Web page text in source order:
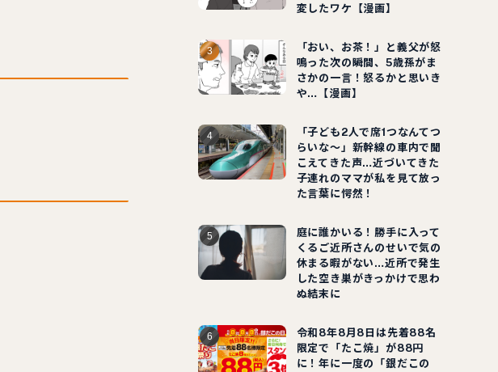
変したワケ【漫画】
「おい、お茶！」と義父が怒
鳴った次の瞬間、5歳孫がま
さかの一言！怒るかと思いき
や…【漫画】
「子ども2人で席1つなんてつ
らいな～」新幹線の車内で聞
こえてきた声…近づいてきた
子連れのママが私を見て放っ
た言葉に愕然！
庭に誰かいる！勝手に入って
くるご近所さんのせいで気の
休まる暇がない…近所で発生
した空き巣がきっかけで思わ
ぬ結末に
令和8年8月8日は先着88名
限定で「たこ焼」が88円
に！年に一度の「銀だこの